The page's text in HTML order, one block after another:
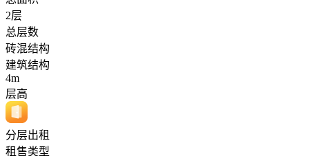
2层
总层数
砖混结构
建筑结构
4m
层高
分层出租
租售类型